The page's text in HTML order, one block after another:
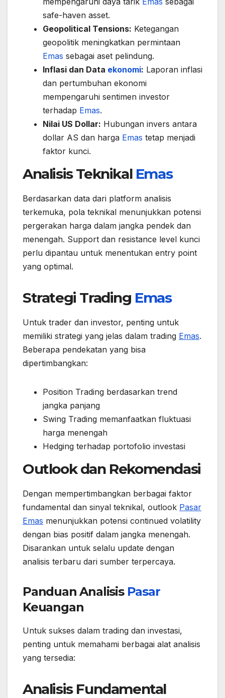
safe-haven asset.
Geopolitical Tensions: Ketegangan
geopolitik meningkatkan permintaan
Emas sebagai aset pelindung.
Inflasi dan Data ekonomi: Laporan inflasi
dan pertumbuhan ekonomi
mempengaruhi sentimen investor
terhadap Emas.
Nilai US Dollar: Hubungan invers antara
dollar AS dan harga Emas tetap menjadi
faktor kunci.
Analisis Teknikal Emas
Berdasarkan data dari platform analisis
terkemuka, pola teknikal menunjukkan potensi
pergerakan harga dalam jangka pendek dan
menengah. Support dan resistance level kunci
perlu dipantau untuk menentukan entry point
yang optimal.
Strategi Trading Emas
Untuk trader dan investor, penting untuk
memiliki strategi yang jelas dalam trading Emas.
Beberapa pendekatan yang bisa
dipertimbangkan:
Position Trading berdasarkan trend
jangka panjang
Swing Trading memanfaatkan fluktuasi
harga menengah
Hedging terhadap portofolio investasi
Outlook dan Rekomendasi
Dengan mempertimbangkan berbagai faktor
fundamental dan sinyal teknikal, outlook Pasar
Emas menunjukkan potensi continued volatility
dengan bias positif dalam jangka menengah.
Disarankan untuk selalu update dengan
analisis terbaru dari sumber terpercaya.
Panduan Analisis Pasar
Keuangan
Untuk sukses dalam trading dan investasi,
penting untuk memahami berbagai alat analisis
yang tersedia:
Analisis Fundamental